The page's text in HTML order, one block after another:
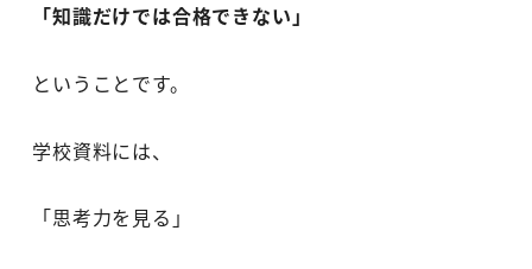
「知識だけでは合格できない」
ということです。
学校資料には、
「思考力を見る」